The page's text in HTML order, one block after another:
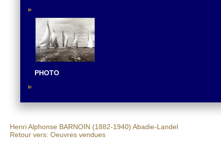
PHOTO
Henri Alphonse BARNOIN (1882-1940) Abadie-Landel
Retour vers: Oeuvres vendues